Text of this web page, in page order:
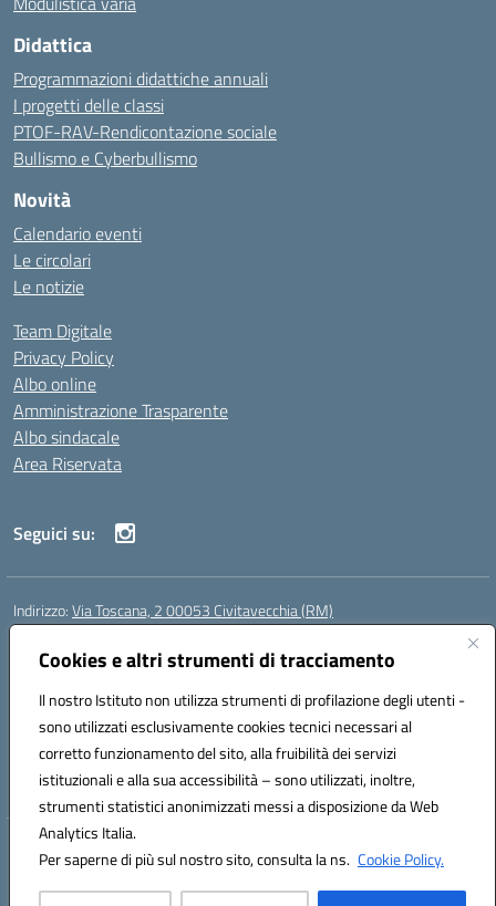
Cookies e altri strumenti di tracciamento
Il nostro Istituto non utilizza strumenti di profilazione degli utenti -
sono utilizzati esclusivamente cookies tecnici necessari al
corretto funzionamento del sito, alla fruibilità dei servizi
istituzionali e alla sua accessibilità – sono utilizzati, inoltre,
strumenti statistici anonimizzati messi a disposizione da Web
Analytics Italia.
Per saperne di più sul nostro sito, consulta la ns. Cookie Policy.
Didattica
Programmazioni didattiche annuali
I progetti delle classi
PTOF-RAV-Rendicontazione sociale
Bullismo e Cyberbullismo
Novità
Calendario eventi
Le circolari
Le notizie
Team Digitale
Privacy Policy
Albo online
Amministrazione Trasparente
Albo sindacale
Area Riservata
Seguici su:
Indirizzo:Via Toscana, 2 00053 Civitavecchia (RM)
Centralino:
Posta elettronica certificata (PEC):rmic8b900g@pec.istruzione.it
Codice fiscale: 91038380589
Codice meccanografico:RMIC8B900G
Codice Indice delle Pubbliche Amministrazioni (IPA): istsc_rmic8b900g
Codice unico di fatturazione (CUF): UFP4NO
Hosting & Powered by 3D Solution S.r.l.
Concept & Design by Designers Italia